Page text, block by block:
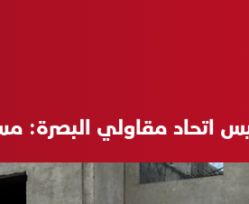
اتحاد مقاولي البصرة: